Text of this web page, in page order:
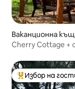
Ваканционна
Cherry Cottage +
Най-популярен
Избор на